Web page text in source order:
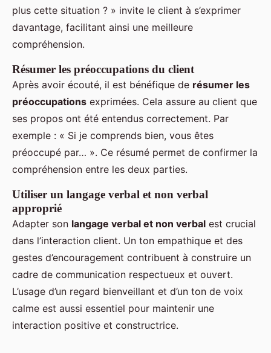
plus cette situation ? » invite le client à s’exprimer
davantage, facilitant ainsi une meilleure
compréhension.
Résumer les préoccupations du client
Après avoir écouté, il est bénéfique de résumer les
préoccupations exprimées. Cela assure au client que
ses propos ont été entendus correctement. Par
exemple : « Si je comprends bien, vous êtes
préoccupé par… ». Ce résumé permet de confirmer la
compréhension entre les deux parties.
Utiliser un langage verbal et non verbal
approprié
Adapter son langage verbal et non verbal est crucial
dans l’interaction client. Un ton empathique et des
gestes d’encouragement contribuent à construire un
cadre de communication respectueux et ouvert.
L’usage d’un regard bienveillant et d’un ton de voix
calme est aussi essentiel pour maintenir une
interaction positive et constructrice.